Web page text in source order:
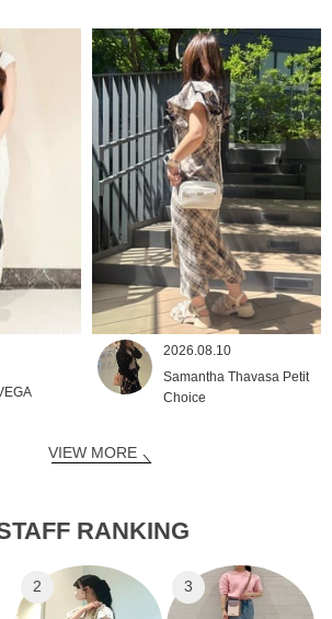
2026.08.10
Samantha Thavasa Petit
Choice
VIEW MORE
RANKING
2 3